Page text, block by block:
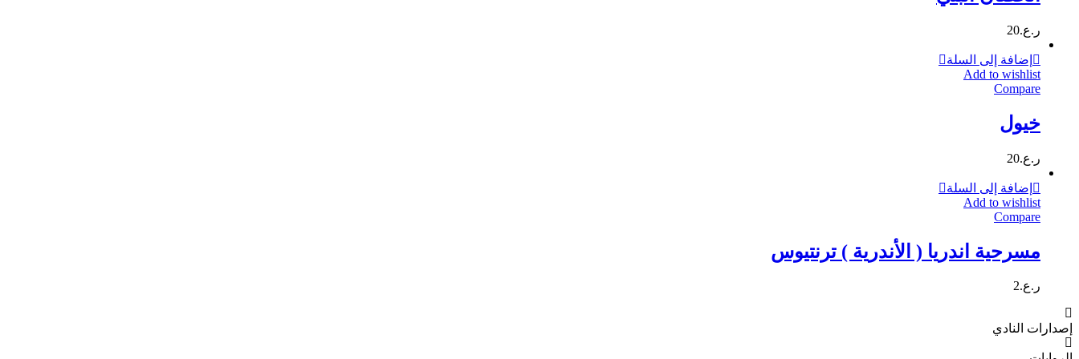
ر.ع.20
إضافة إلى السلة
Add to wishlist
Compare
خيول
ر.ع.20
إضافة إلى السلة
Add to wishlist
Compare
مسرحية اندريا ( الأندرية ) ترنتيوس
ر.ع.2
إصدارات النادي